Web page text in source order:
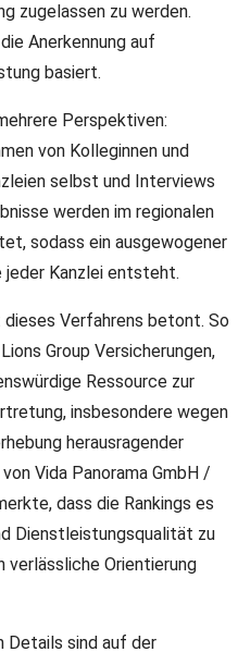
zugelassen zu werden.
Anerkennung auf
basiert.
Perspektiven:
von Kolleginnen und
selbst und Interviews
werden im regionalen
sodass ein ausgewogener
jeder Kanzlei entsteht.
dieses Verfahrens betont. So
Group Versicherungen,
Ressource zur
insbesondere wegen
herausragender
Vida Panorama GmbH /
dass die Rankings es
Dienstleistungsqualität zu
verlässliche Orientierung
Details sind auf der